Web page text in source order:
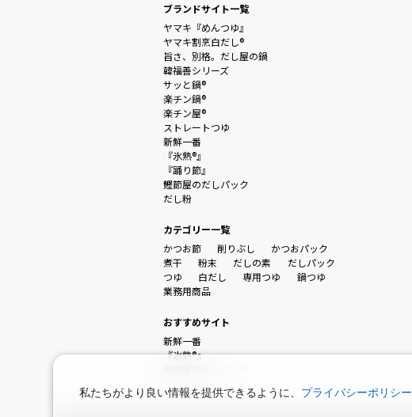
ブランドサイト一覧
ヤマキ『めんつゆ』
ヤマキ割烹白だし®
旨さ、別格。だし屋の鍋
韓福善シリーズ
サッと鍋®
楽チン鍋®
楽チン屋®
ストレートつゆ
新鮮一番
『氷熟®』
『踊り節』
鰹節屋のだしパック
だし粉
カテゴリー一覧
かつお節
削りぶし
かつおパック
煮干
粉末 だしの素
だしパック
つゆ
白だし 専用つゆ
鍋つゆ
業務用商品
おすすめサイト
新鮮一番
『氷熟®』
私たちがより良い情報を提供できるように、 プライバシーポリシー